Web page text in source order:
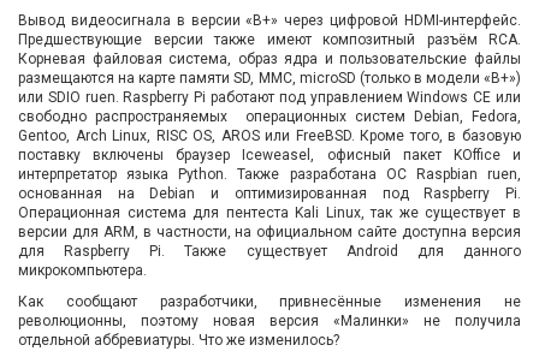
Вывод видеосигнала в версии «B+» через цифровой HDMI-интерфейс.
Предшествующие версии также имеют композитный разъём RCA.
Корневая файловая система, образ ядра и пользовательские файлы
размещаются на карте памяти SD, MMC, microSD (только в модели «B+»)
или SDIO ruen. Raspberry Pi работают под управлением Windows CE или
свободно распространяемых операционных систем Debian, Fedora,
Gentoo, Arch Linux, RISC OS, AROS или FreeBSD. Кроме того, в базовую
поставку включены браузер Iceweasel, офисный пакет KOffice и
интерпретатор языка Python. Также разработана ОС Raspbian ruen,
основанная на Debian и оптимизированная под Raspberry Pi.
Операционная система для пентеста Kali Linux, так же существует в
версии для ARM, в частности, на официальном сайте доступна версия
для Raspberry Pi. Также существует Android для данного
микрокомпьютера.
Как сообщают разработчики, привнесённые изменения не
революционны, поэтому новая версия «Малинки» не получила
отдельной аббревиатуры. Что же изменилось?